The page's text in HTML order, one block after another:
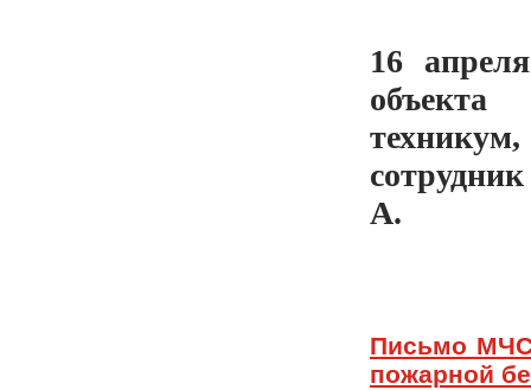
16
объекта
А.
Письмо МЧС
пожарной